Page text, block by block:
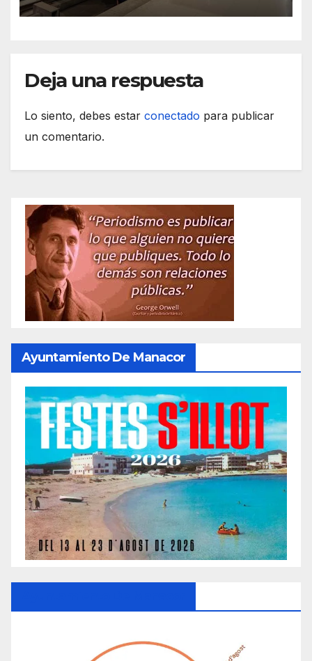
Deja una respuesta
Lo siento, debes estar conectado para publicar
un comentario.
Ayuntamiento De Manacor